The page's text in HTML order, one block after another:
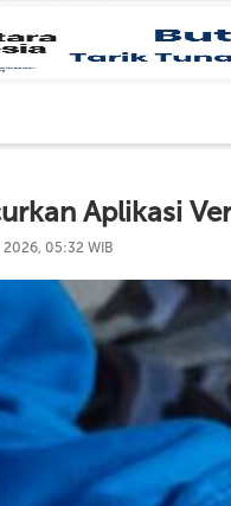
Aplikasi
2026, 05:32 WIB